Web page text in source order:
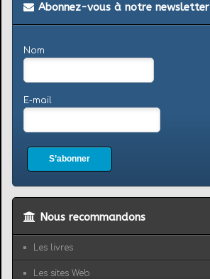
Abonnez-vous à notre newsletter
Nom
E-mail
S’abonner
Nous recommandons
Les livres
Les sites Web